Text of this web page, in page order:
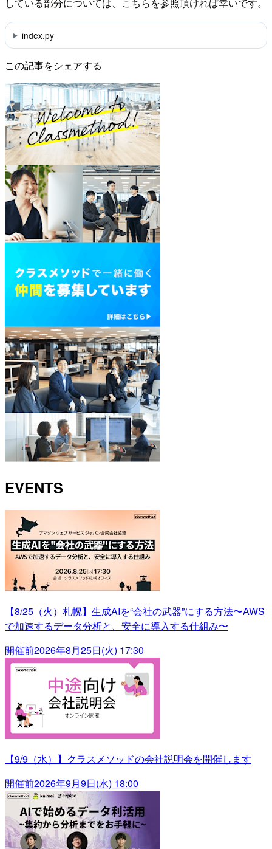
index.py
この記事をシェアする
EVENTS
【8/25（火）札幌】生成AIを“会社の武器”にする方法〜AWS
で加速するデータ分析と、安全に導入する仕組み〜
開催前2026年8月25日(火) 17:30
【9/9（水）】クラスメソッドの会社説明会を開催します
開催前2026年9月9日(水) 18:00